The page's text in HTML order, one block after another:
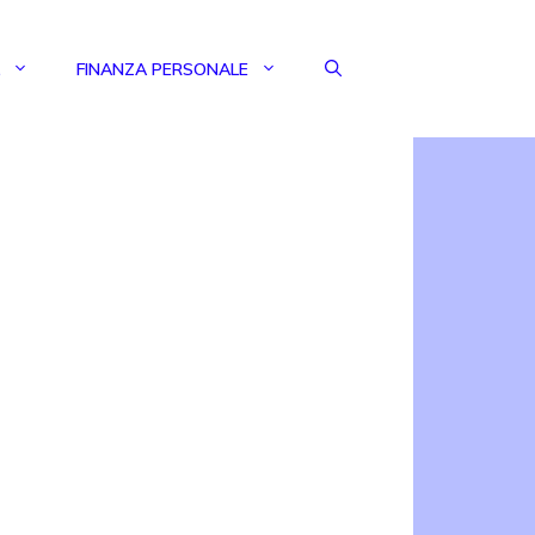
FINANZA PERSONALE